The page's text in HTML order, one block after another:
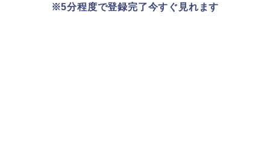
※5分程度で登録完了今すぐ見れます